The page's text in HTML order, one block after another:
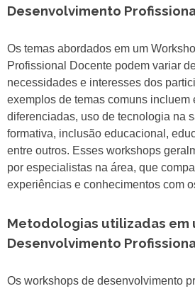
Desenvolvimento
Os temas abordados em um
Profissional Docente podem variar
necessidades e interesses dos
exemplos de temas comuns incluem
diferenciadas, uso de tecnologia na
formativa, inclusão educacional,
entre outros. Esses workshops
por especialistas na área, que
experiências e conhecimentos com
Metodologias utilizadas em
Desenvolvimento
Os workshops de desenvolvimento